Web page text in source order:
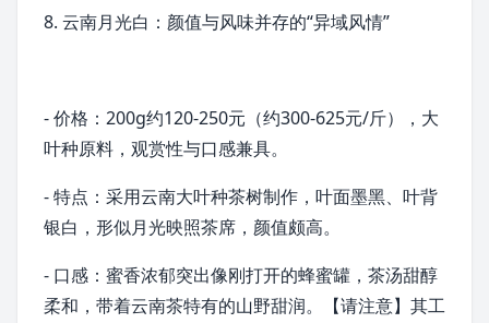
8. 云南月光白：颜值与风味并存的“异域风情”
- 价格：200g约120-250元（约300-625元/斤），大
叶种原料，观赏性与口感兼具。
- 特点：采用云南大叶种茶树制作，叶面墨黑、叶背
银白，形似月光映照茶席，颜值颇高。
- 口感：蜜香浓郁突出像刚打开的蜂蜜罐，茶汤甜醇
柔和，带着云南茶特有的山野甜润。【请注意】其工